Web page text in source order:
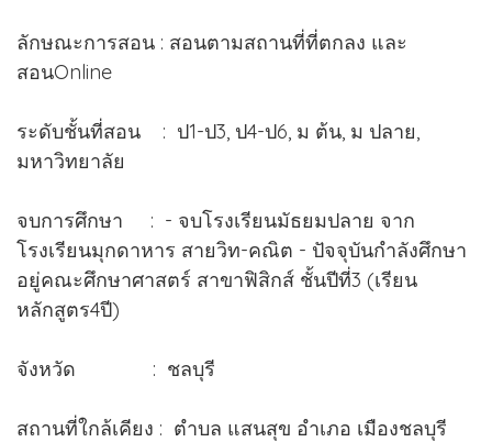
ลักษณะการสอน : สอนตามสถานที่ที่ตกลง และ
สอนOnline
ระดับชั้นที่สอน : ป1-ป3, ป4-ป6, ม ต้น, ม ปลาย,
มหาวิทยาลัย
จบการศึกษา : - จบโรงเรียนมัธยมปลาย จาก
โรงเรียนมุกดาหาร สายวิท-คณิต - ปัจจุบันกำลังศึกษา
อยู่คณะศึกษาศาสตร์ สาขาฟิสิกส์ ชั้นปีที่3 (เรียน
หลักสูตร4ปี)
จังหวัด : ชลบุรี
สถานที่ใกล้เคียง : ตำบล แสนสุข อำเภอ เมืองชลบุรี